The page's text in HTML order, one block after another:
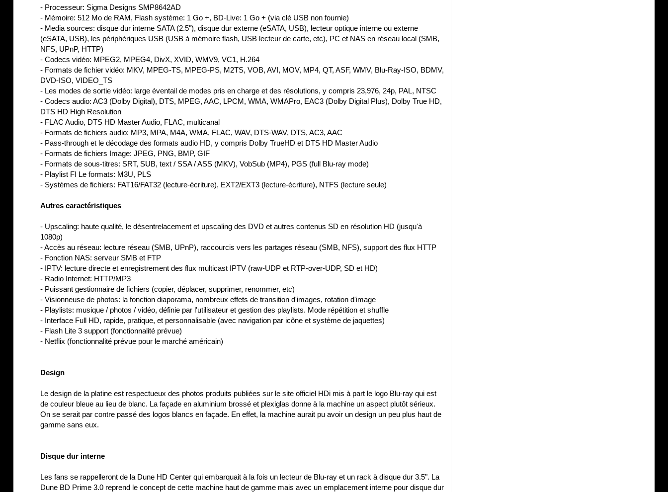
- Processeur: Sigma Designs SMP8642AD
- Mémoire: 512 Mo de RAM, Flash système: 1 Go +, BD-Live: 1 Go + (via clé USB non fournie)
- Media sources: disque dur interne SATA (2.5"), disque dur externe (eSATA, USB), lecteur optique interne ou externe
(eSATA, USB), les périphériques USB (USB à mémoire flash, USB lecteur de carte, etc), PC et NAS en réseau local (SMB,
NFS, UPnP, HTTP)
- Codecs vidéo: MPEG2, MPEG4, DivX, XVID, WMV9, VC1, H.264
- Formats de fichier vidéo: MKV, MPEG-TS, MPEG-PS, M2TS, VOB, AVI, MOV, MP4, QT, ASF, WMV, Blu-Ray-ISO, BDMV,
DVD-ISO, VIDEO_TS
- Les modes de sortie vidéo: large éventail de modes pris en charge et des résolutions, y compris 23,976, 24p, PAL, NTSC
- Codecs audio: AC3 (Dolby Digital), DTS, MPEG, AAC, LPCM, WMA, WMAPro, EAC3 (Dolby Digital Plus), Dolby True HD,
DTS HD High Resolution
- FLAC Audio, DTS HD Master Audio, FLAC, multicanal
- Formats de fichiers audio: MP3, MPA, M4A, WMA, FLAC, WAV, DTS-WAV, DTS, AC3, AAC
- Pass-through et le décodage des formats audio HD, y compris Dolby TrueHD et DTS HD Master Audio
- Formats de fichiers Image: JPEG, PNG, BMP, GIF
- Formats de sous-titres: SRT, SUB, text / SSA / ASS (MKV), VobSub (MP4), PGS (full Blu-ray mode)
- Playlist FI Le formats: M3U, PLS
- Systèmes de fichiers: FAT16/FAT32 (lecture-écriture), EXT2/EXT3 (lecture-écriture), NTFS (lecture seule)
Autres caractéristiques
- Upscaling: haute qualité, le désentrelacement et upscaling des DVD et autres contenus SD en résolution HD (jusqu'à
1080p)
- Accès au réseau: lecture réseau (SMB, UPnP), raccourcis vers les partages réseau (SMB, NFS), support des flux HTTP
- Fonction NAS: serveur SMB et FTP
- IPTV: lecture directe et enregistrement des flux multicast IPTV (raw-UDP et RTP-over-UDP, SD et HD)
- Radio Internet: HTTP/MP3
- Puissant gestionnaire de fichiers (copier, déplacer, supprimer, renommer, etc)
- Visionneuse de photos: la fonction diaporama, nombreux effets de transition d'images, rotation d'image
- Playlists: musique / photos / vidéo, définie par l'utilisateur et gestion des playlists. Mode répétition et shuffle
- Interface Full HD, rapide, pratique, et personnalisable (avec navigation par icône et système de jaquettes)
- Flash Lite 3 support (fonctionnalité prévue)
- Netflix (fonctionnalité prévue pour le marché américain)
Design
Le design de la platine est respectueux des photos produits publiées sur le site officiel HDi mis à part le logo Blu-ray qui est
de couleur bleue au lieu de blanc. La façade en aluminium brossé et plexiglas donne à la machine un aspect plutôt sérieux.
On se serait par contre passé des logos blancs en façade. En effet, la machine aurait pu avoir un design un peu plus haut de
gamme sans eux.
Disque dur interne
Les fans se rappelleront de la Dune HD Center qui embarquait à la fois un lecteur de Blu-ray et un rack à disque dur 3.5". La
Dune BD Prime 3.0 reprend le concept de cette machine haut de gamme mais avec un emplacement interne pour disque dur